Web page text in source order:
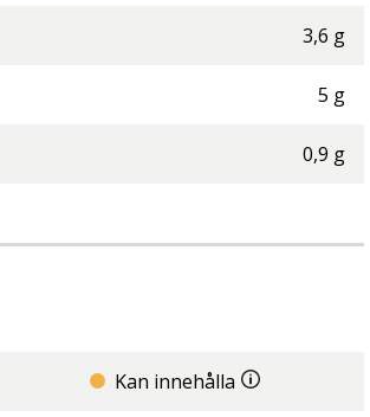
3,6 g
5 g
0,9 g
Kan innehålla